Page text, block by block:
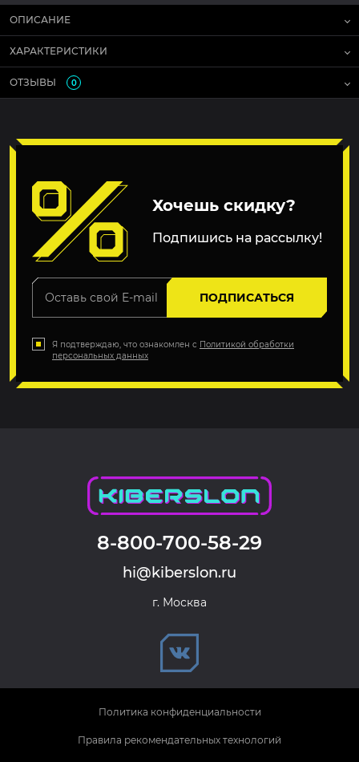
ОПИСАНИЕ
ХАРАКТЕРИСТИКИ
ОТЗЫВЫ 0
Хочешь скидку?
Подпишись на рассылку!
ПОДПИСАТЬСЯ
Я подтверждаю, что ознакомлен с Политикой обработки
персональных данных
8-800-700-58-29
hi@kiberslon.ru
г. Москва
Политика конфиденциальности
Правила рекомендательных технологий